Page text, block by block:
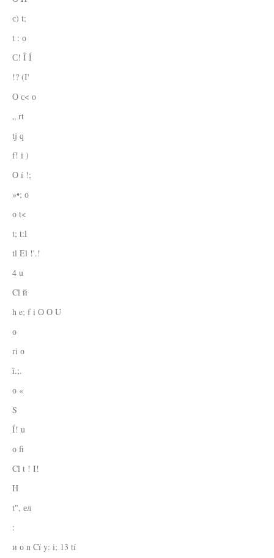
с) t;
t : о
С! Î Í
!? (I'
О с< о
„ rt
tj q
f! i )
О í !;
»•; о
о t<
t; t:l
tl El !'.!
4 u
Cl й
h e; f i О О U
о
ri о
î.;.
о «
S
Í! u
о fi
Cl t ! I!
H
t", ел
:
и о n Cï y: i; 13 tí